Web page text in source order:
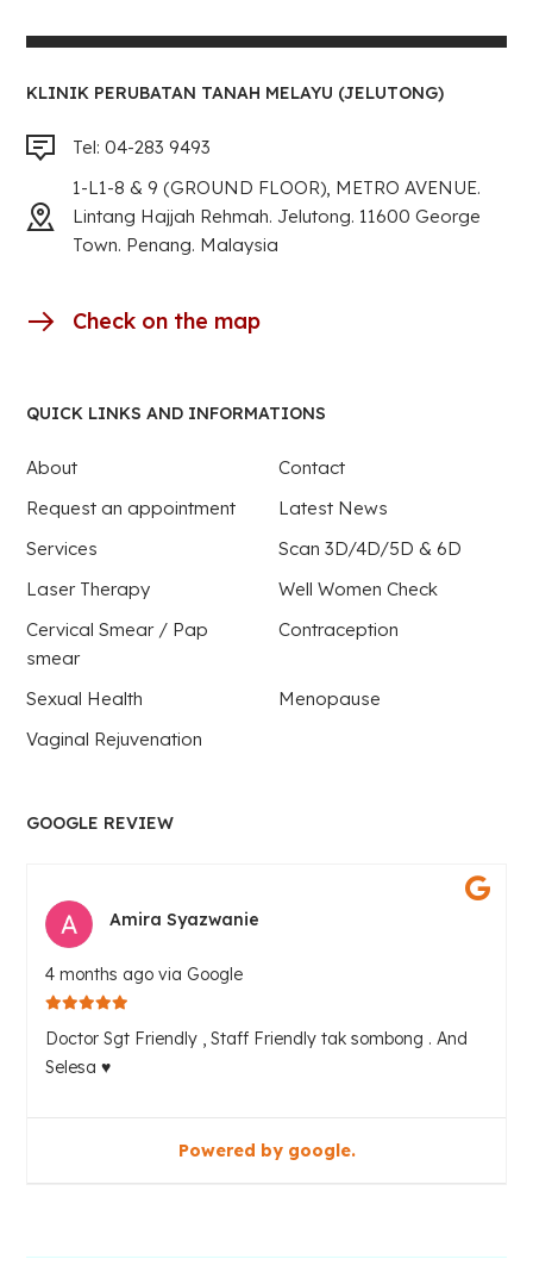
KLINIK PERUBATAN TANAH MELAYU (JELUTONG)
Tel: 04-283 9493
1-L1-8 & 9 (GROUND FLOOR), METRO AVENUE.
Lintang Hajjah Rehmah. Jelutong. 11600 George
Town. Penang. Malaysia
Check on the map
QUICK LINKS AND INFORMATIONS
About
Contact
Request an appointment
Latest News
Services
Scan 3D/4D/5D & 6D
Laser Therapy
Well Women Check
Cervical Smear / Pap
smear
Contraception
Sexual Health
Menopause
Vaginal Rejuvenation
GOOGLE REVIEW
Amira Syazwanie
4 months ago via Google
Doctor Sgt Friendly , Staff Friendly tak sombong . And
Selesa ♥️
Powered by google.